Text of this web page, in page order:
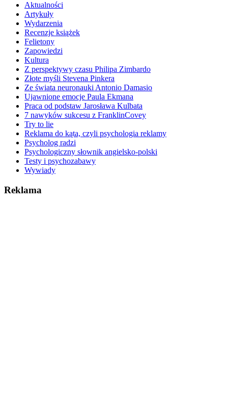
Aktualności
Artykuły
Wydarzenia
Recenzje książek
Felietony
Zapowiedzi
Kultura
Z perspektywy czasu Philipa Zimbardo
Złote myśli Stevena Pinkera
Ze świata neuronauki Antonio Damasio
Ujawnione emocje Paula Ekmana
Praca od podstaw Jarosława Kulbata
7 nawyków sukcesu z FranklinCovey
Try to lie
Reklama do kąta, czyli psychologia reklamy
Psycholog radzi
Psychologiczny słownik angielsko-polski
Testy i psychozabawy
Wywiady
Reklama